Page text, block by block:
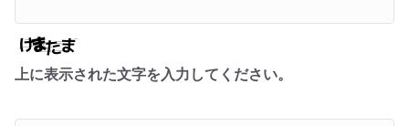
上に表示された文字を入力してください。